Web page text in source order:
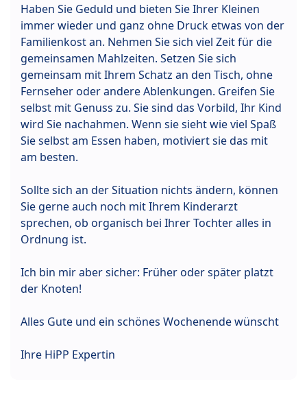
Haben Sie Geduld und bieten Sie Ihrer Kleinen
immer wieder und ganz ohne Druck etwas von der
Familienkost an. Nehmen Sie sich viel Zeit für die
gemeinsamen Mahlzeiten. Setzen Sie sich
gemeinsam mit Ihrem Schatz an den Tisch, ohne
Fernseher oder andere Ablenkungen. Greifen Sie
selbst mit Genuss zu. Sie sind das Vorbild, Ihr Kind
wird Sie nachahmen. Wenn sie sieht wie viel Spaß
Sie selbst am Essen haben, motiviert sie das mit
am besten.
Sollte sich an der Situation nichts ändern, können
Sie gerne auch noch mit Ihrem Kinderarzt
sprechen, ob organisch bei Ihrer Tochter alles in
Ordnung ist.
Ich bin mir aber sicher: Früher oder später platzt
der Knoten!
Alles Gute und ein schönes Wochenende wünscht
Ihre HiPP Expertin